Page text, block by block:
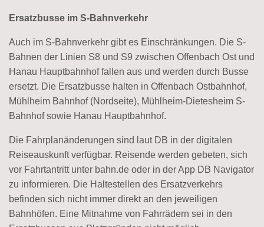
Ersatzbusse im S-Bahnverkehr
Auch im S-Bahnverkehr gibt es Einschränkungen. Die S-
Bahnen der Linien S8 und S9 zwischen Offenbach Ost und
Hanau Hauptbahnhof fallen aus und werden durch Busse
ersetzt. Die Ersatzbusse halten in Offenbach Ostbahnhof,
Mühlheim Bahnhof (Nordseite), Mühlheim-Dietesheim S-
Bahnhof sowie Hanau Hauptbahnhof.
Die Fahrplanänderungen sind laut DB in der digitalen
Reiseauskunft verfügbar. Reisende werden gebeten, sich
vor Fahrtantritt unter bahn.de oder in der App DB Navigator
zu informieren. Die Haltestellen des Ersatzverkehrs
befinden sich nicht immer direkt an den jeweiligen
Bahnhöfen. Eine Mitnahme von Fahrrädern sei in den